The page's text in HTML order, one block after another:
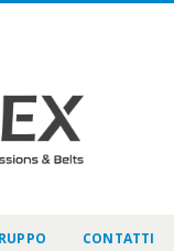
CONTATTI